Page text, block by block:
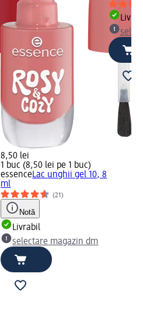
8,50 lei
1 buc (8,50 lei pe 1 buc)
essenceLac unghii gel 10, 8
ml
(21)
Notă
Livrabil
selectare magazin dm